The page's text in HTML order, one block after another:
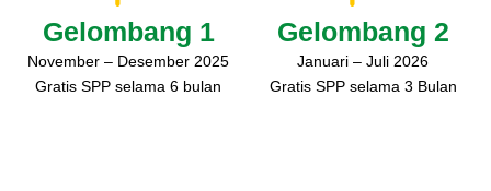
Gelombang 1
November – Desember 2025
Gratis SPP selama 6 bulan
Gelombang 2
Januari – Juli 2026
Gratis SPP selama 3 Bulan